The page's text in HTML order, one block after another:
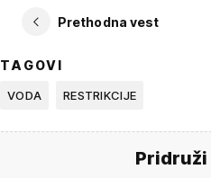
Prethodna vest
TAGOVI
VODA RESTRIKCIJE
Pridruži